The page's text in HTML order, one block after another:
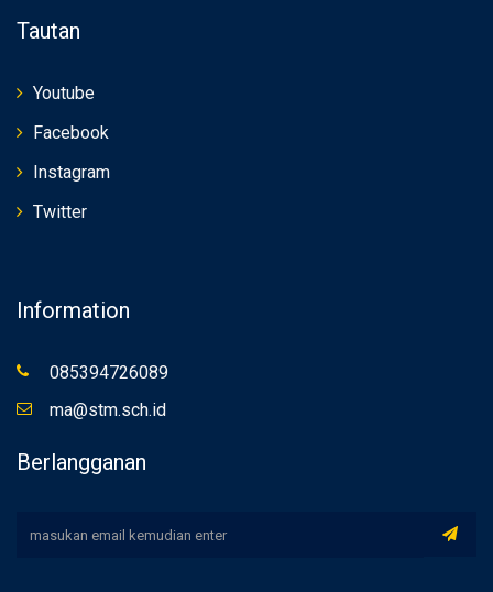
Tautan
Youtube
Facebook
Instagram
Twitter
Information
085394726089
ma@stm.sch.id
Berlangganan